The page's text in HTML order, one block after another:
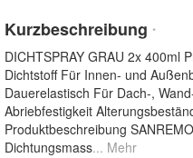
Kurzbeschreibung *
DICHTSPRAY GRAU 2x 400ml
Dichtstoff Für Innen- und
Dauerelastisch Für Dach-,
Abriebfestigkeit
Produktbeschreibung
Dichtungsmass... Mehr